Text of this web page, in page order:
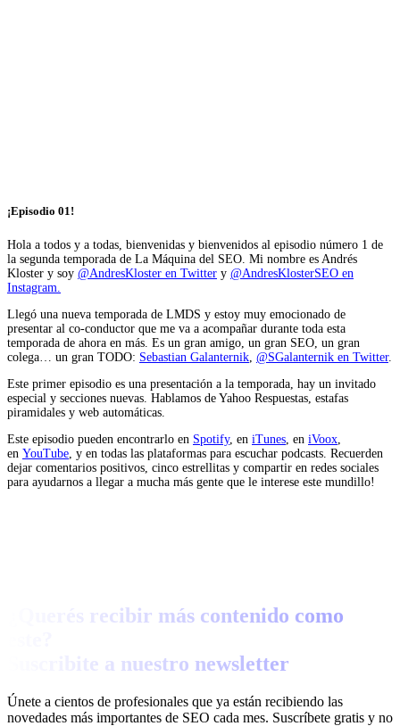
¡Episodio 01!
Hola a todos y a todas, bienvenidas y bienvenidos al episodio número 1 de
la segunda temporada de La Máquina del SEO. Mi nombre es Andrés
Kloster y soy @AndresKloster en Twitter y @AndresKlosterSEO en
Instagram.
Llegó una nueva temporada de LMDS y estoy muy emocionado de
presentar al co-conductor que me va a acompañar durante toda esta
temporada de ahora en más. Es un gran amigo, un gran SEO, un gran
colega… un gran TODO: Sebastian Galanternik, @SGalanternik en Twitter.
Este primer episodio es una presentación a la temporada, hay un invitado
especial y secciones nuevas. Hablamos de Yahoo Respuestas, estafas
piramidales y web automáticas.
Este episodio pueden encontrarlo en Spotify, en iTunes, en iVoox,
en YouTube, y en todas las plataformas para escuchar podcasts. Recuerden
dejar comentarios positivos, cinco estrellitas y compartir en redes sociales
para ayudarnos a llegar a mucha más gente que le interese este mundillo!
¿Querés recibir más contenido como
Suscribite a nuestro newsletter
Únete a cientos de profesionales que ya están recibiendo las
novedades más importantes de SEO cada mes. Suscríbete gratis y no